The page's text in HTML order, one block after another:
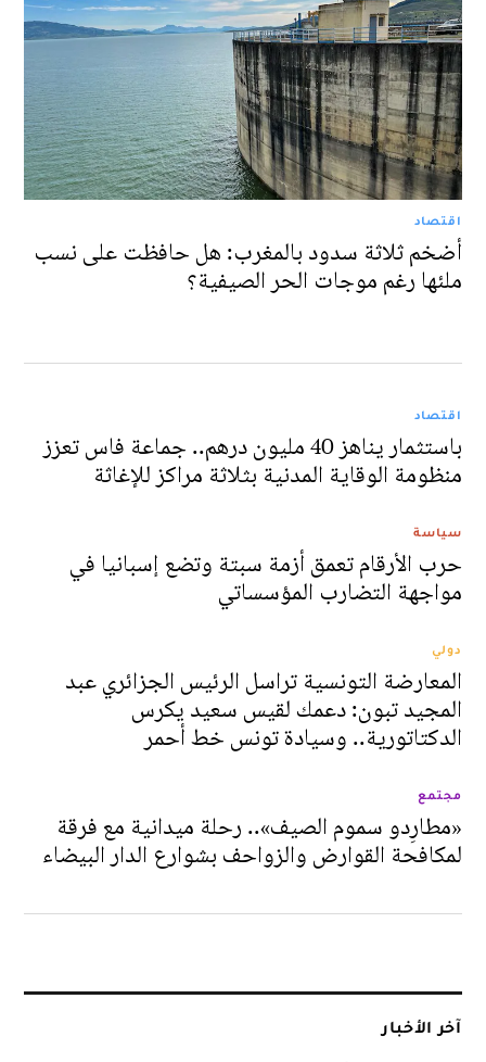
اقتصاد
أضخم ثلاثة سدود بالمغرب: هل حافظت على نسب
ملئها رغم موجات الحر الصيفية؟
اقتصاد
باستثمار يناهز 40 مليون درهم.. جماعة فاس تعزز
منظومة الوقاية المدنية بثلاثة مراكز للإغاثة
سياسة
حرب الأرقام تعمق أزمة سبتة وتضع إسبانيا في
مواجهة التضارب المؤسساتي
دولي
المعارضة التونسية تراسل الرئيس الجزائري عبد
المجيد تبون: دعمك لقيس سعيد يكرس
الدكتاتورية.. وسيادة تونس خط أحمر
مجتمع
«مطارِدو سموم الصيف».. رحلة ميدانية مع فرقة
لمكافحة القوارض والزواحف بشوارع الدار البيضاء
آخر الأخبار